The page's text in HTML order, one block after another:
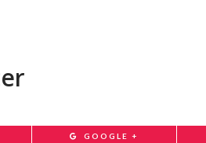
GOOGLE +